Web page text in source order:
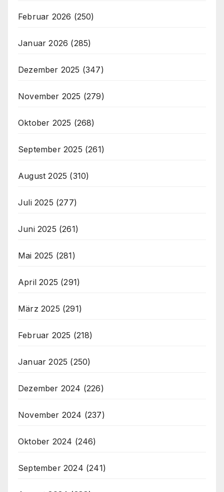
Februar 2026 (250)
Januar 2026 (285)
Dezember 2025 (347)
November 2025 (279)
Oktober 2025 (268)
September 2025 (261)
August 2025 (310)
Juli 2025 (277)
Juni 2025 (261)
Mai 2025 (281)
April 2025 (291)
März 2025 (291)
Februar 2025 (218)
Januar 2025 (250)
Dezember 2024 (226)
November 2024 (237)
Oktober 2024 (246)
September 2024 (241)